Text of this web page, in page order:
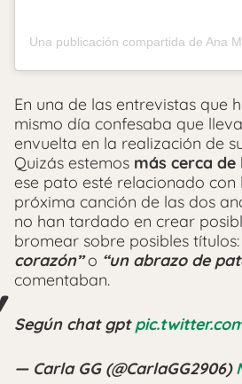
En una de las entrevistas que
mismo día confesaba que lleva
envuelta en la realización de
Quizás estemos más cerca de
ese pato esté relacionado con
próxima canción de las dos
no han tardado en crear
bromear sobre posibles títulos:
corazón” o “un abrazo de
comentaban.
Según chat gpt
— Carla GG (@CarlaGG2906)